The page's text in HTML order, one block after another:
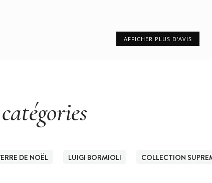
AFFICHER PLUS D'AVIS
catégories
DE NOËL LUIGI BORMIOLI COLLECTION